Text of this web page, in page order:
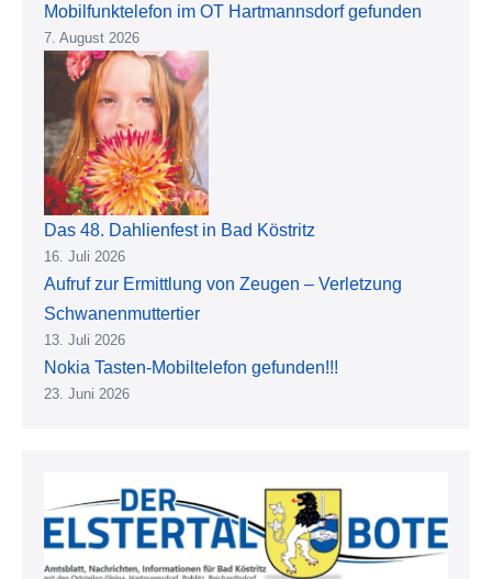
Mobilfunktelefon im OT Hartmannsdorf gefunden
7. August 2026
Das 48. Dahlienfest in Bad Köstritz
16. Juli 2026
Aufruf zur Ermittlung von Zeugen – Verletzung
Schwanenmuttertier
13. Juli 2026
Nokia Tasten-Mobiltelefon gefunden!!!
23. Juni 2026